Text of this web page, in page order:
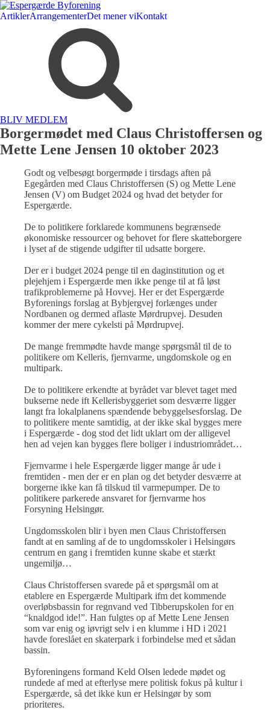
ArtiklerArrangementerDet mener viKontakt
BLIV MEDLEM
Borgermødet med Claus Christoffersen og
Mette Lene Jensen 10 oktober 2023
Godt og velbesøgt borgermøde i tirsdags aften på
Egegården med Claus Christoffersen (S) og Mette Lene
Jensen (V) om Budget 2024 og hvad det betyder for
Espergærde.
De to politikere forklarede kommunens begrænsede
økonomiske ressourcer og behovet for flere skatteborgere
i lyset af de stigende udgifter til udsatte borgere.
Der er i budget 2024 penge til en daginstitution og et
plejehjem i Espergærde men ikke penge til at få løst
trafikproblemerne på Hovvej. Her er det Espergærde
Byforenings forslag at Bybjergvej forlænges under
Nordbanen og dermed aflaste Mørdrupvej. Desuden
kommer der mere cykelsti på Mørdrupvej.
De mange fremmødte havde mange spørgsmål til de to
politikere om Kelleris, fjernvarme, ungdomskole og en
multipark.
De to politikere erkendte at byrådet var blevet taget med
bukserne nede ift Kellerisbyggeriet som desværre ligger
langt fra lokalplanens spændende bebyggelsesforslag. De
to politikere mente samtidig, at der ikke skal bygges mere
i Espergærde - dog stod det lidt uklart om der alligevel
hen ad vejen kan bygges flere boliger i industriområdet…
Fjernvarme i hele Espergærde ligger mange år ude i
fremtiden - men der er en plan og det betyder desværre at
borgerne ikke kan få tilskud til varmepumper. De to
politikere parkerede ansvaret for fjernvarme hos
Forsyning Helsingør.
Ungdomsskolen blir i byen men Claus Christoffersen
fandt at en samling af de to ungdomsskoler i Helsingørs
centrum en gang i fremtiden kunne skabe et stærkt
ungemiljø…
Claus Christoffersen svarede på et spørgsmål om at
etablere en Espergærde Multipark ifm det kommende
overløbsbassin for regnvand ved Tibberupskolen for en
“knaldgod ide!”. Han fulgtes op af Mette Lene Jensen
som var enig og iøvrigt selv i en klumme i HD i 2021
havde foreslået en skaterpark i forbindelse med et sådan
bassin.
Byforeningens formand Keld Olsen ledede mødet og
rundede af med at efterlyse mere politisk fokus på kultur i
Espergærde, så det ikke kun er Helsingør by som
prioriteres.